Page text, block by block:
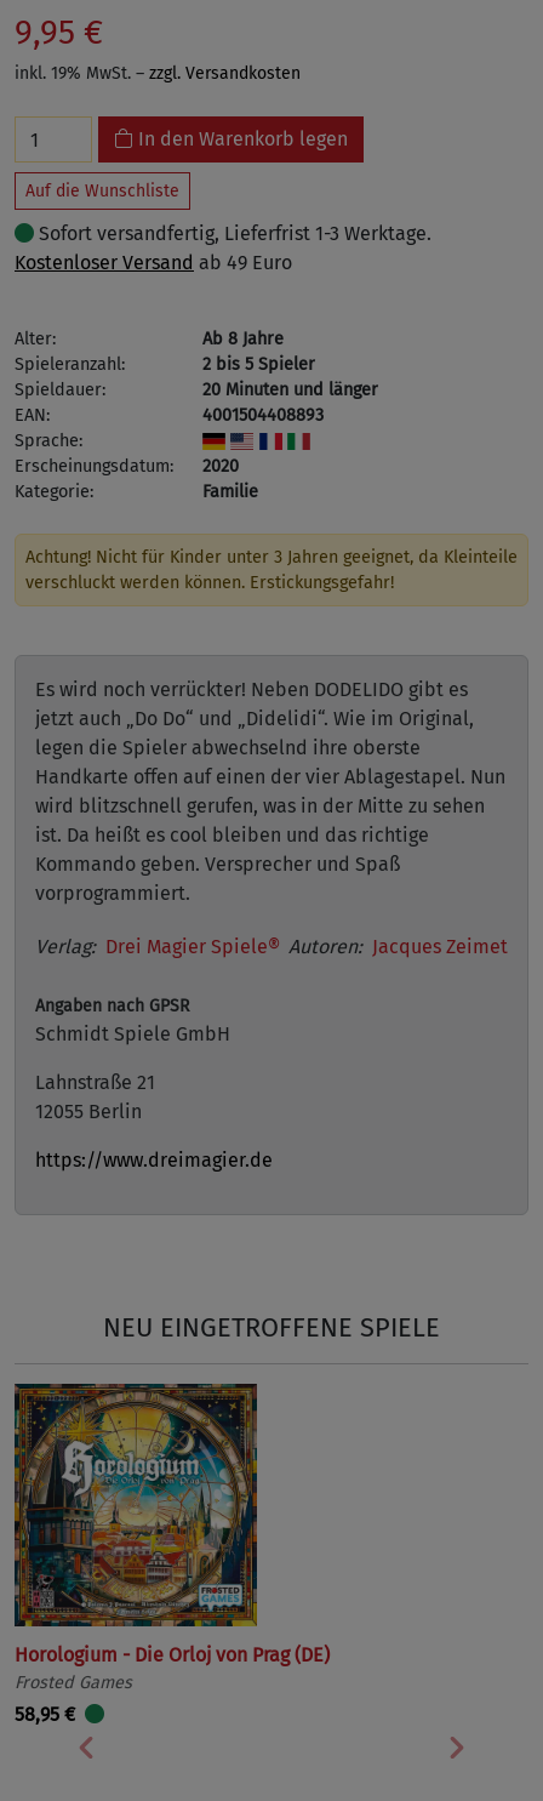
9,95 €
inkl. 19% MwSt. – zzgl. Versandkosten
In den Warenkorb legen
Auf die Wunschliste
Sofort versandfertig, Lieferfrist 1-3 Werktage.
Kostenloser Versand ab 49 Euro
Alter:
Ab 8 Jahre
Spieleranzahl:
2 bis 5 Spieler
Spieldauer:
20 Minuten und länger
EAN:
4001504408893
Sprache:
Erscheinungsdatum:
2020
Kategorie:
Familie
Achtung! Nicht für Kinder unter 3 Jahren geeignet, da Kleinteile
verschluckt werden können. Erstickungsgefahr!
Es wird noch verrückter! Neben DODELIDO gibt es
jetzt auch „Do Do“ und „Didelidi“. Wie im Original,
legen die Spieler abwechselnd ihre oberste
Handkarte offen auf einen der vier Ablagestapel. Nun
wird blitzschnell gerufen, was in der Mitte zu sehen
ist. Da heißt es cool bleiben und das richtige
Kommando geben. Versprecher und Spaß
vorprogrammiert.
Verlag: Drei Magier Spiele®
Angaben nach GPSR
Schmidt Spiele GmbH
Lahnstraße 21
12055 Berlin
https://www.dreimagier.de
Autoren: Jacques Zeimet
NEU EINGETROFFENE SPIELE
Horologium - Die Orloj von Prag (DE)
Frosted Games
58,95 €
Vorherige